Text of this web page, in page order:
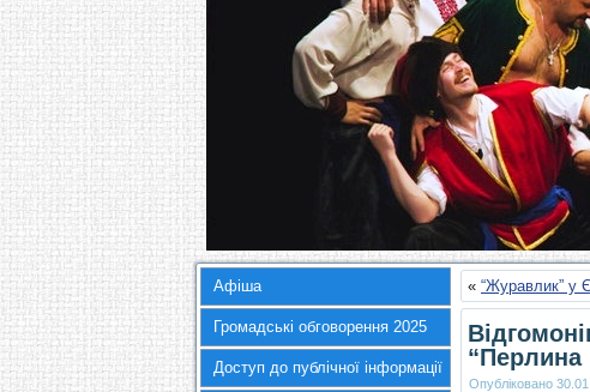
Афіша
Громадські обговорення 2025
Доступ до публічної інформації
« “Журавлик” у
“Перлина
Опубліковано